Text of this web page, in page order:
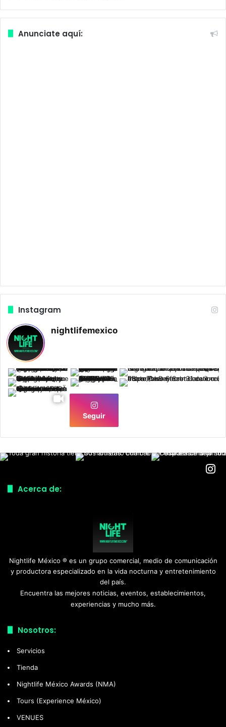
Anunciate aquí:
Instagram
nightlifemexico
Seguir
Acerca de:
Nightlife México ® es un grupo comercial, medio de comunicación
y productora especializado en la vida nocturna y entretenimiento
del país.
Encuentra las mejores noticias, eventos, establecimientos,
experiencias y mucho más.
Nosotros:
Servicios
Tienda
Nightlife México Awards (NMA)
Tours (Experience México)
VENUES